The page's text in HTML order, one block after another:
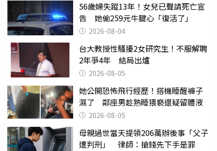
56歲婦失蹤13年！女兒已聲請死亡宣
告 她偷259元牛腱心「復活了」
2026-08-04
台大教授性騷擾2女研究生！不服解聘
2年爭4年 結局出爐
2026-08-05
她公開恐怖飛行經歷！搭機睡醒褲子
濕了 鄰座男趁熟睡猥褻還疑留體液
2026-08-05
母親過世當天提領206萬辦後事「父子
遭判刑」 律師：搶錢先下手是罪